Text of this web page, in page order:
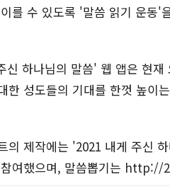
를 수 있도록 '말씀 읽기 운동'
신 하나님의 말씀' 웹 앱은 현
한 성도들의 기대를 한껏 높이
의 제작에는 '2021 내게 주신
여했으며, 말씀뽑기는